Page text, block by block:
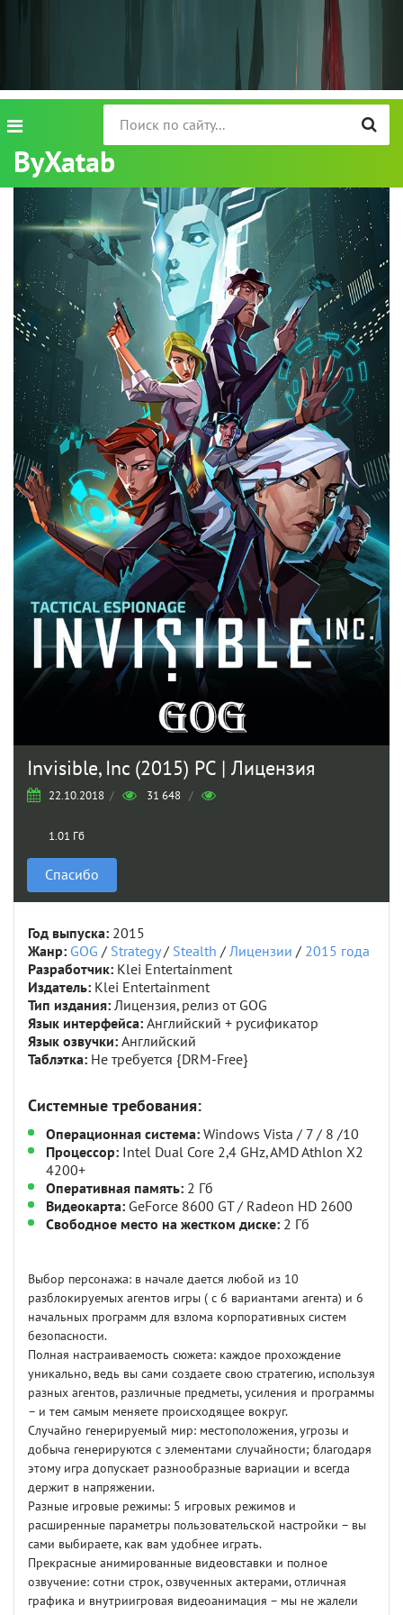
ByXatab
Invisible, Inc (2015) PC | Лицензия
22.10.2018 / 31 648 /
1.01 Гб
Спасибо
Год выпуска: 2015
Жанр: GOG / Strategy/ Stealth / Лицензии / 2015 года
Разработчик: Klei Entertainment
Издатель: Klei Entertainment
Тип издания: Лицензия, релиз от GOG
Язык интерфейса: Английский + русификатор
Язык озвучки: Английский
Таблэтка: Не требуется {DRM-Free}
Системные требования:
Операционная система: Windows Vista / 7 / 8 /10
Процессор: Intel Dual Core 2,4 GHz, AMD Athlon X2
4200+
Оперативная память: 2 Гб
Видеокарта: GeForce 8600 GT / Radeon HD 2600
Свободное место на жестком диске: 2 Гб
Выбор персонажа: в начале дается любой из 10
разблокируемых агентов игры ( с 6 вариантами агента) и 6
начальных программ для взлома корпоративных систем
безопасности.
Полная настраиваемость сюжета: каждое прохождение
уникально, ведь вы сами создаете свою стратегию, используя
разных агентов, различные предметы, усиления и программы
– и тем самым меняете происходящее вокруг.
Случайно генерируемый мир: местоположения, угрозы и
добыча генерируются с элементами случайности; благодаря
этому игра допускает разнообразные вариации и всегда
держит в напряжении.
Разные игровые режимы: 5 игровых режимов и
расширенные параметры пользовательской настройки – вы
сами выбираете, как вам удобнее играть.
Прекрасные анимированные видеовставки и полное
озвучение: сотни строк, озвученных актерами, отличная
графика и внутриигровая видеоанимация – мы не жалели